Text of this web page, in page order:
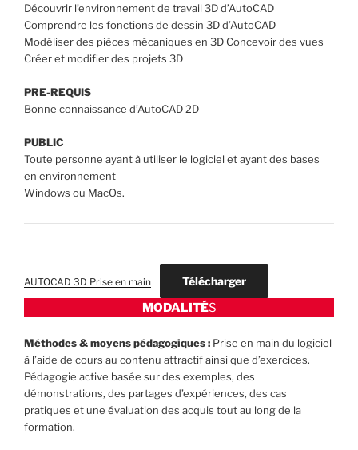
Découvrir l’environnement de travail 3D d’AutoCAD
Comprendre les fonctions de dessin 3D d’AutoCAD
Modéliser des pièces mécaniques en 3D Concevoir des vues
Créer et modifier des projets 3D
PRE-REQUIS
Bonne connaissance d’AutoCAD 2D
PUBLIC
Toute personne ayant à utiliser le logiciel et ayant des bases
en environnement
Windows ou MacOs.
AUTOCAD 3D Prise en main Télécharger
MODALITÉS
Méthodes & moyens pédagogiques : Prise en main du logiciel
à l’aide de cours au contenu attractif ainsi que d’exercices.
Pédagogie active basée sur des exemples, des
démonstrations, des partages d’expériences, des cas
pratiques et une évaluation des acquis tout au long de la
formation.